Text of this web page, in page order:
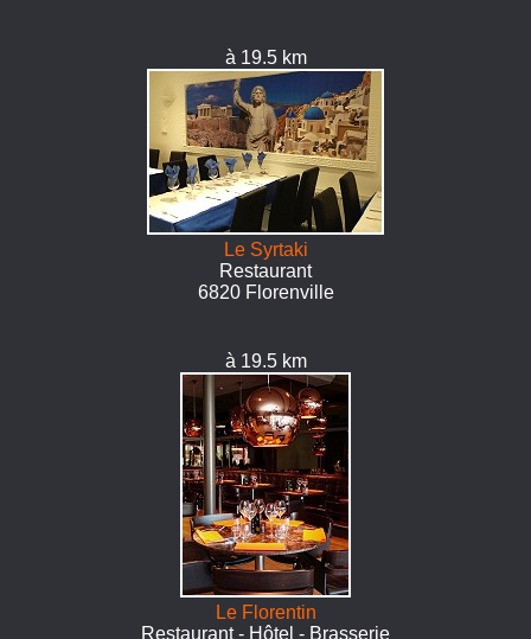
à 19.5 km
Le Syrtaki
Restaurant
6820 Florenville
à 19.5 km
Le Florentin
Restaurant - Hôtel - Brasserie